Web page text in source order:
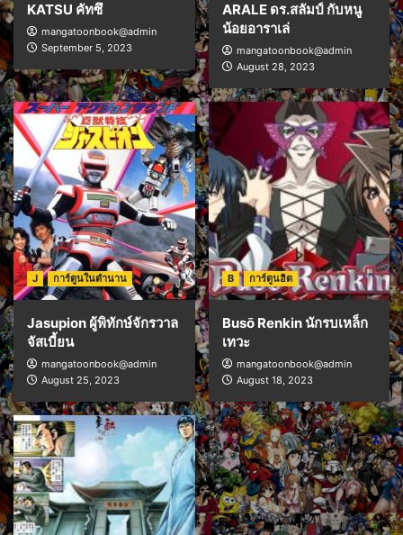
KATSU คัทซึ
mangatoonbook@admin
September 5, 2023
ARALE ดร.สลัมป์ กับหนู
น้อยอาราเล่
mangatoonbook@admin
August 28, 2023
J การ์ตูนในตำนาน
Jasupion ผู้พิทักษ์จักรวาล
จัสเบี้ยน
mangatoonbook@admin
August 25, 2023
B การ์ตูนฮิต
Busō Renkin นักรบเหล็ก
เทวะ
mangatoonbook@admin
August 18, 2023